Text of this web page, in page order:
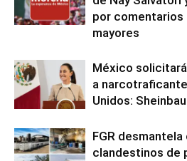
por
mayores
México
a
Unidos:
FGR
clandestinos de